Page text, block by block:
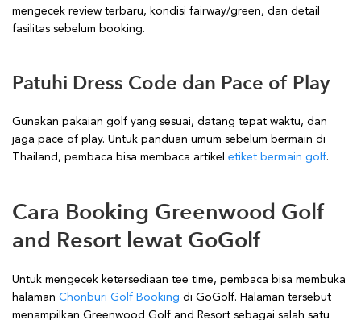
mengecek review terbaru, kondisi fairway/green, dan detail
fasilitas sebelum booking.
Patuhi Dress Code dan Pace of Play
Gunakan pakaian golf yang sesuai, datang tepat waktu, dan
jaga pace of play. Untuk panduan umum sebelum bermain di
Thailand, pembaca bisa membaca artikel etiket bermain golf.
Cara Booking Greenwood Golf
and Resort lewat GoGolf
Untuk mengecek ketersediaan tee time, pembaca bisa membuka
halaman Chonburi Golf Booking di GoGolf. Halaman tersebut
menampilkan Greenwood Golf and Resort sebagai salah satu